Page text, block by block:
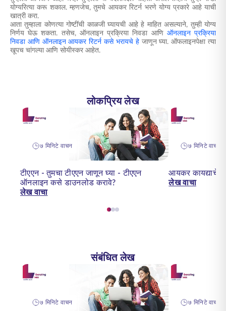
योग्यरित्या करू शकाल. म्हणजेच, तुमचे आयकर रिटर्न भरणे योग्य प्रकारे आहे याची
खात्री करा.
आता तुम्हाला कोणत्या गोष्टींची काळजी घ्यायची आहे हे माहित असल्याने, तुम्ही योग्य
निर्णय घेऊ शकता. तसेच, ऑनलाइन प्रक्रिया निवडा आणि ऑनलाइन प्रक्रिया
निवडा आणि ऑनलाइन आयकर रिटर्न कसे भरायचे हेजाणून घ्या. ऑफलाइनपेक्षा त्या
खूपच चांगल्या आणि सोयीस्कर आहेत.
लोकप्रिय लेख
७ मिनिटे वाचन
टीएएन - तुमचा टीएएन जाणून घ्या - टीएएन
ऑनलाइन कसे डाउनलोड करावे?
लेख वाचा
७ मिनिटे वाचली
आयकर कायद्याचे
लेख वाचा
संबंधित लेख
७ मिनिटे वाचन ७ मिनिटे वाचली